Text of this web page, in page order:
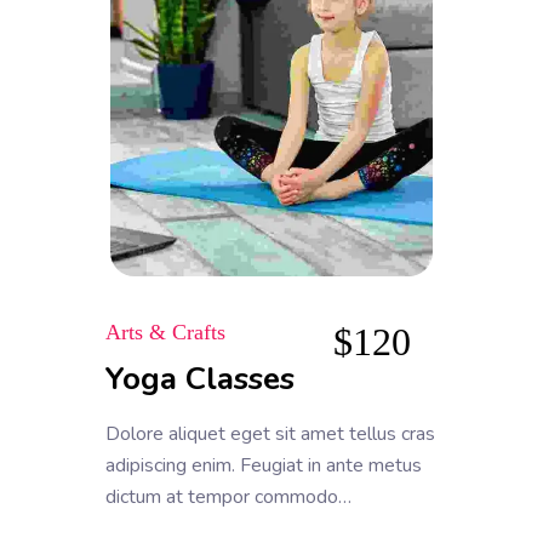
Arts & Crafts
Yoga Classes
Dolore aliquet eget sit amet tellus cras
adipiscing enim. Feugiat in ante metus
dictum at tempor commodo
$120